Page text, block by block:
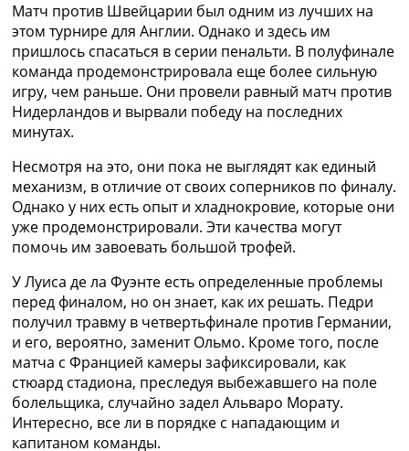
Матч против Швейцарии был одним из лучших на
этом турнире для Англии. Однако и здесь им
пришлось спасаться в серии пенальти. В полуфинале
команда продемонстрировала еще более сильную
игру, чем раньше. Они провели равный матч против
Нидерландов и вырвали победу на последних
минутах.
Несмотря на это, они пока не выглядят как единый
механизм, в отличие от своих соперников по финалу.
Однако у них есть опыт и хладнокровие, которые они
уже продемонстрировали. Эти качества могут
помочь им завоевать большой трофей.
У Луиса де ла Фуэнте есть определенные проблемы
перед финалом, но он знает, как их решать. Педри
получил травму в четвертьфинале против Германии,
и его, вероятно, заменит Ольмо. Кроме того, после
матча с Францией камеры зафиксировали, как
стюард стадиона, преследуя выбежавшего на поле
болельщика, случайно задел Альваро Морату.
Интересно, все ли в порядке с нападающим и
капитаном команды.